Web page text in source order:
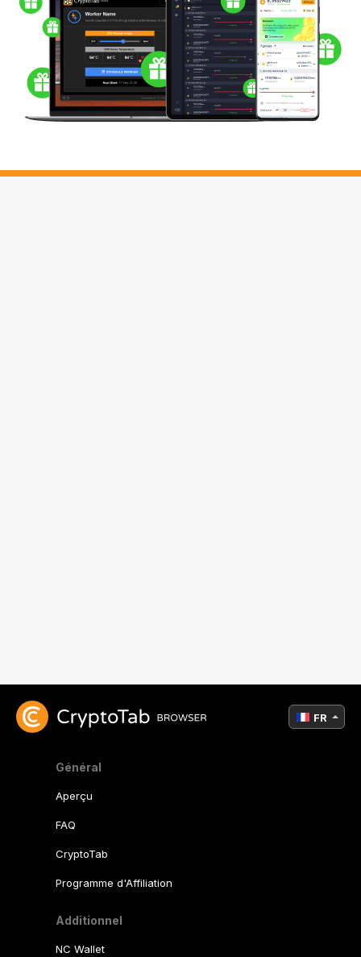
Général
Aperçu
FAQ
CryptoTab
Programme d'Affiliation
Additionnel
NC Wallet
FR